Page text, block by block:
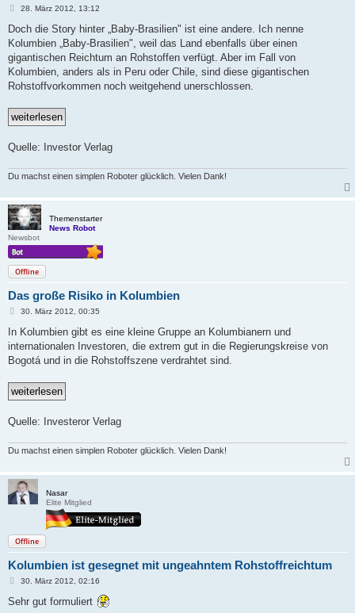
B
i
r
a
g
28. März 2012, 13:12
Doch die Story hinter „Baby-Brasilien" ist eine andere. Ich nenne
Kolumbien „Baby-Brasilien", weil das Land ebenfalls über einen
gigantischen Reichtum an Rohstoffen verfügt. Aber im Fall von
Kolumbien, anders als in Peru oder Chile, sind diese gigantischen
Rohstoffvorkommen noch weitgehend unerschlossen.
Quelle: Investor Verlag
Du machst einen simplen Roboter glücklich. Vielen Dank!
Themenstarter
News Robot
Newsbot
Offline
Das große Risiko in Kolumbien
B
r
a
g
30. März 2012, 00:35
In Kolumbien gibt es eine kleine Gruppe an Kolumbianern und
internationalen Investoren, die extrem gut in die Regierungskreise von
Bogotá und in die Rohstoffszene verdrahtet sind.
Quelle: Investeror Verlag
Du machst einen simplen Roboter glücklich. Vielen Dank!
Nasar
Elite Mitglied
Offline
Kolumbien ist gesegnet mit ungeahntem Rohstoffreichtum
B
i
30. März 2012, 02:16
Sehr gut formuliert